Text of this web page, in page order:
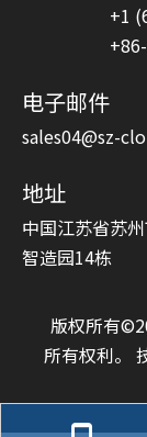
+1 (626)
+86-
电子邮件
sales04@sz-
地址
中国江苏省苏
智造园14栋
版权所有
所有权利。